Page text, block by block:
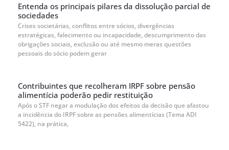
Entenda os principais pilares da dissolução parcial de
sociedades
Crises societárias, conflitos entre sócios, divergências
estratégicas, falecimento ou incapacidade, descumprimento das
obrigações sociais, exclusão ou até mesmo meras questões
pessoais do sócio podem gerar
Contribuintes que recolheram IRPF sobre pensão
alimentícia poderão pedir restituição
Após o STF negar a modulação dos efeitos da decisão que afastou
a incidência do IRPF sobre as pensões alimentícias (Tema ADI
5422), na prática,